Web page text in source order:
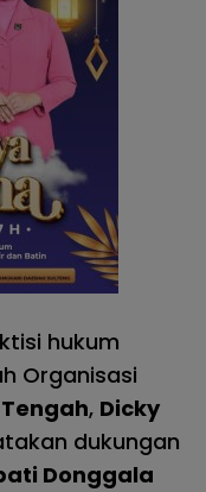
hukum
Organisasi
Tengah, Dicky
dukungan
Donggala